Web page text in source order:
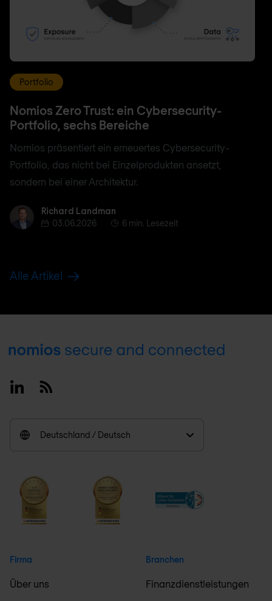
Portfolio
Nomios Zero Trust: ein Cybersecurity-
Portfolio, sechs Bereiche
Nomios präsentiert ein erneuertes Cybersecurity-
Portfolio, das nicht bei Einzelprodukten ansetzt,
sondern bei einer Architektur.
Richard Landman
Richard Landman
03.06.2026
6 min. Lesezeit
Alle Artikel
Footer
LinkedinRSS
Deutschland / Deutsch
Firma
Über uns
Branchen
Finanzdienstleistungen